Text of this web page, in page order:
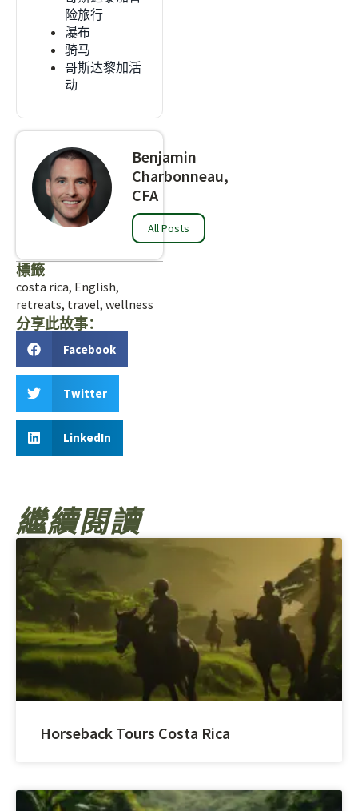
险旅行
瀑布
骑马
哥斯达黎加活
动
Benjamin
Charbonneau,
CFA
All Posts
標籤
costa rica, English,
retreats, travel, wellness
分享此故事：
Facebook
Twitter
LinkedIn
繼續閱讀
Horseback Tours Costa Rica